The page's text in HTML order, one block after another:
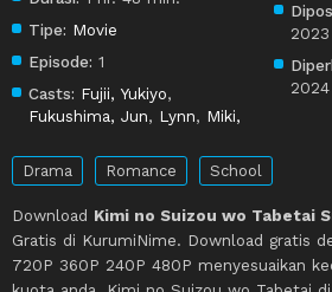
Tipe: Movie
Episode: 1
Casts: Fujii, Yukiyo,
Fukushima, Jun, Lynn, Miki,
2023
2024
Drama Romance School
Download Kimi no Suizou wo Tabetai
Gratis di KurumiNime. Download gratis
720P 360P 240P 480P menyesuaikan